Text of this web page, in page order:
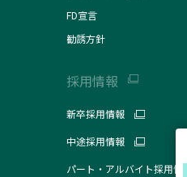
FD宣言
勧誘方針
採用情報
新卒採用情報
中途採用情報
パート・アルバイト採用情報